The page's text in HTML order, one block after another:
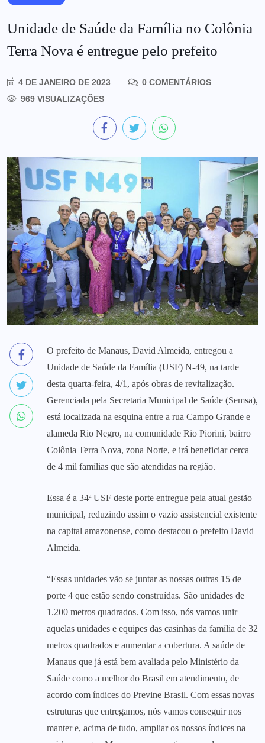
Unidade de Saúde da Família no Colônia
Terra Nova é entregue pelo prefeito
4 DE JANEIRO DE 2023
0 COMENTÁRIOS
969 VISUALIZAÇÕES
O prefeito de Manaus, David Almeida, entregou a
Unidade de Saúde da Família (USF) N-49, na tarde
desta quarta-feira, 4/1, após obras de revitalização.
Gerenciada pela Secretaria Municipal de Saúde (Semsa),
está localizada na esquina entre a rua Campo Grande e
alameda Rio Negro, na comunidade Rio Piorini, bairro
Colônia Terra Nova, zona Norte, e irá beneficiar cerca
de 4 mil famílias que são atendidas na região.
Essa é a 34ª USF deste porte entregue pela atual gestão
municipal, reduzindo assim o vazio assistencial existente
na capital amazonense, como destacou o prefeito David
Almeida.
“Essas unidades vão se juntar as nossas outras 15 de
porte 4 que estão sendo construídas. São unidades de
1.200 metros quadrados. Com isso, nós vamos unir
aquelas unidades e equipes das casinhas da família de 32
metros quadrados e aumentar a cobertura. A saúde de
Manaus que já está bem avaliada pelo Ministério da
Saúde como a melhor do Brasil em atendimento, de
acordo com índices do Previne Brasil. Com essas novas
estruturas que entregamos, nós vamos conseguir nos
manter e, acima de tudo, ampliar os nossos índices na